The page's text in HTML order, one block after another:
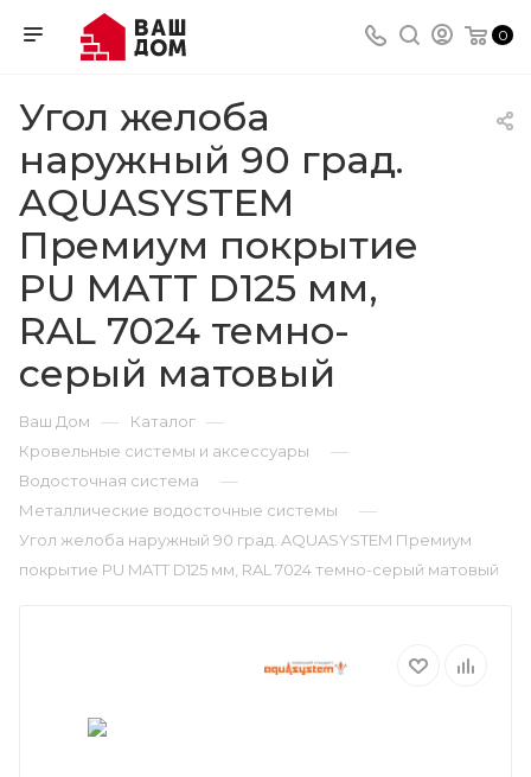
0
Угол желоба
наружный 90 град.
AQUASYSTEM
Премиум покрытие
PU MATT D125 мм,
RAL 7024 темно-
серый матовый
Ваш Дом — Каталог —
Кровельные системы и аксессуары —
Водосточная система —
Металлические водосточные системы —
Угол желоба наружный 90 град. AQUASYSTEM Премиум
покрытие PU MATT D125 мм, RAL 7024 темно-серый матовый